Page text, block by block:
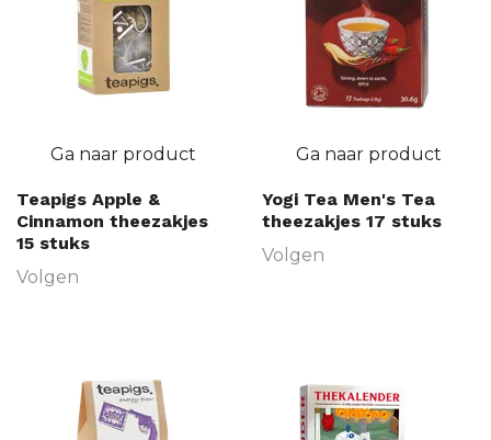
Ga naar product
Teapigs Apple &
Cinnamon theezakjes
15 stuks
Volgen
Ga naar product
Yogi Tea Men's Tea
theezakjes 17 stuks
Volgen